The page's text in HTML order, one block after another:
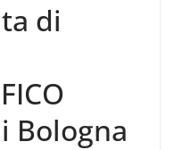
di
Bologna